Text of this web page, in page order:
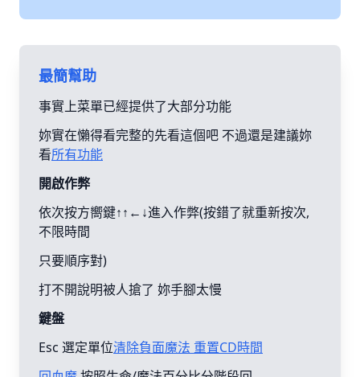
最簡幫助
事實上菜單已經提供了大部分功能
妳實在懶得看完整的先看這個吧 不過還是建議妳
看所有功能
開啟作弊
依次按方嚮鍵↑↑←↓進入作弊(按錯了就重新按次,
不限時間
只要順序對)
打不開說明被人搶了 妳手腳太慢
鍵盤
Esc 選定單位清除負面魔法 重置CD時間